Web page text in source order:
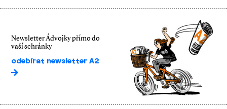
Newsletter Ádvojky přímo do
vaší schránky
odebírat newsletter A2